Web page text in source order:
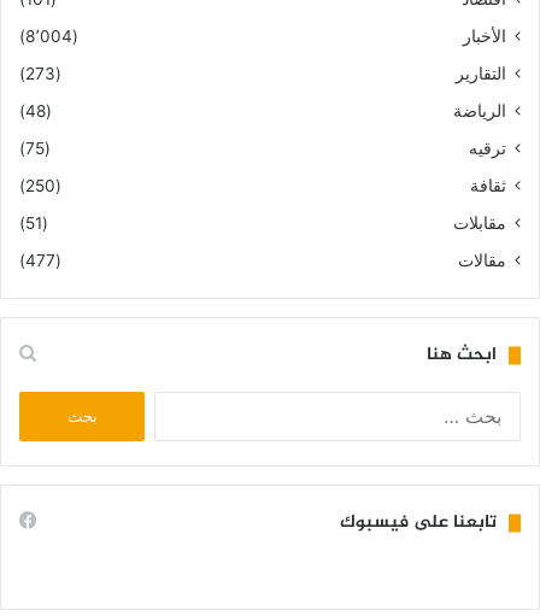
الأخبار
(8٬004)
التقارير
(273)
الرياضة
(48)
ترقيه
(75)
ثقافة
(250)
مقابلات
(51)
مقالات
(477)
ابحث هنا
تابعنا على فيسبوك